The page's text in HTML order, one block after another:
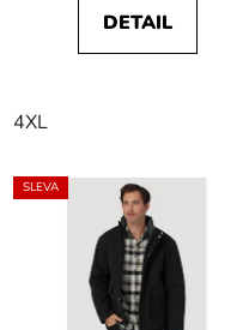
DETAIL
4XL
SLEVA